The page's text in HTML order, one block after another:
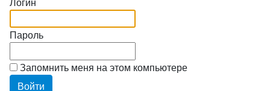
Пароль
Запомнить меня на этом компьютере